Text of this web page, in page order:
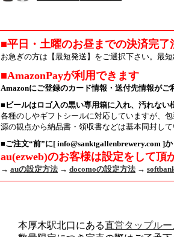
■平日・土曜のお昼までの決済完
お急ぎの方は【最短発送】をご選択下さい。最
■AmazonPayが利用できます
Amazonにご登録のカード情報・送付先情報がご
■ビールはロゴ入の黒い専用箱に入れ、汚れな
各種のしやギフトシールに対応していますが、
源の観点から納品書・領収書などは基本同封し
■ご注文“前”に[ info@sanktgallenbrewery.com ]
au(ezweb)のお客様は設定をして頂
→ auの設定方法 → docomoの設定方法 →
本厚木駅北口にある直営タップルー